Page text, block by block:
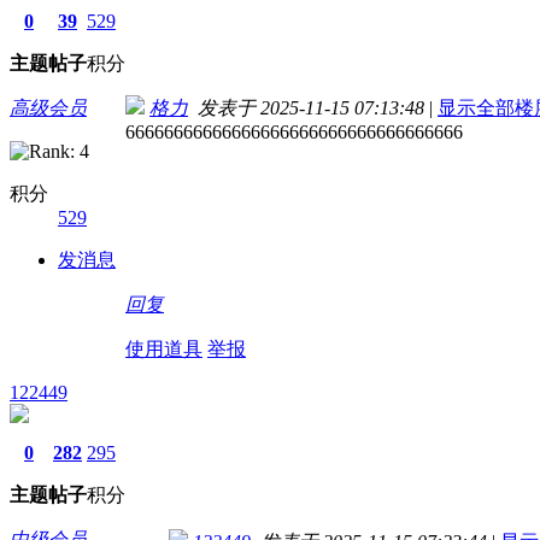
0
主题
39
帖子
529
积分
高级会员
积分
529
发消息
格力 发表于 2025-11-15 07:13:48 | 显示全部楼
66666666666666666666666666666666666
回复
使用道具 举报
122449
0
主题
282
帖子
295
积分